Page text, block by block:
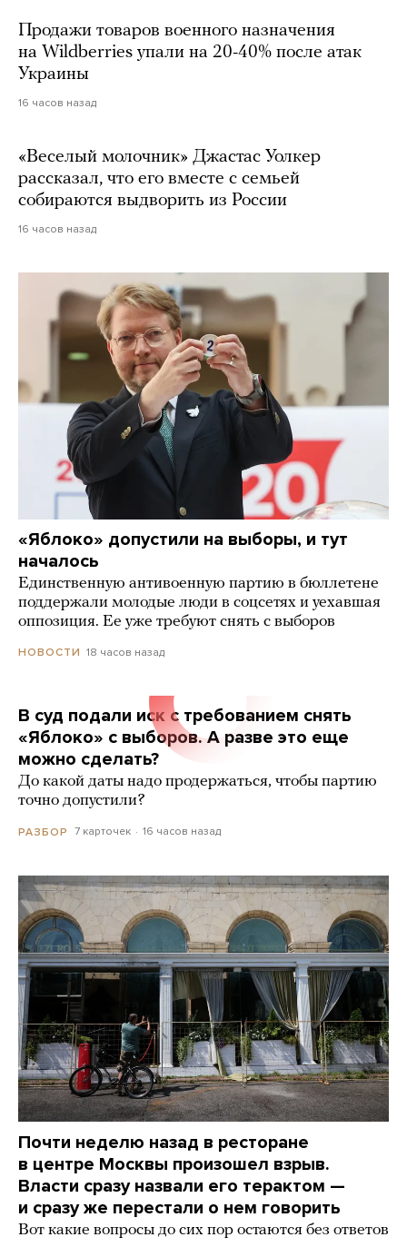
Продажи товаров военного назначения
на Wildberries упали на 20-40% после атак
Украины
16 часов назад
«Веселый молочник» Джастас Уолкер
рассказал, что его вместе с семьей
собираются выдворить из России
16 часов назад
«Яблоко» допустили на выборы, и тут
началось
Единственную антивоенную партию в бюллетене
поддержали молодые люди в соцсетях и уехавшая
оппозиция. Ее уже требуют снять с выборов
НОВОСТИ 18 часов назад
В суд подали иск с требованием снять
«Яблоко» с выборов. А разве это еще
можно сделать?
До какой даты надо продержаться, чтобы партию
точно допустили?
РАЗБОР 7 карточек 16 часов назад
Почти неделю назад в ресторане
в центре Москвы произошел взрыв.
Власти сразу назвали его терактом —
и сразу же перестали о нем говорить
Вот какие вопросы до сих пор остаются без ответов